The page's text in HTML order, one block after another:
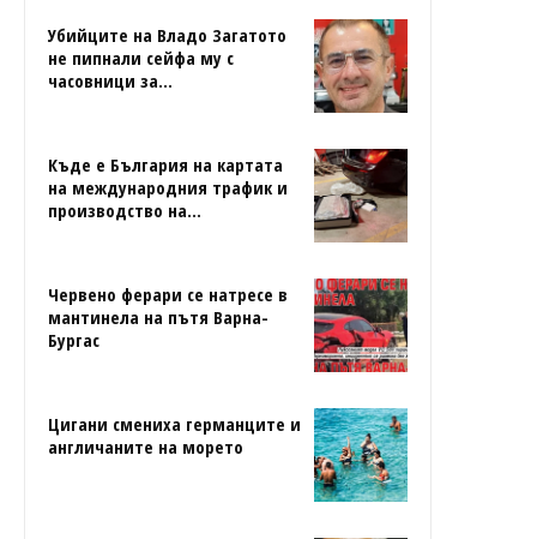
Убийците на Владо Загатото
не пипнали сейфа му с
часовници за...
Къде е България на картата
на международния трафик и
производство на...
Червено ферари се натресе в
мантинела на пътя Варна-
Бургас
Цигани смениха германците и
англичаните на морето